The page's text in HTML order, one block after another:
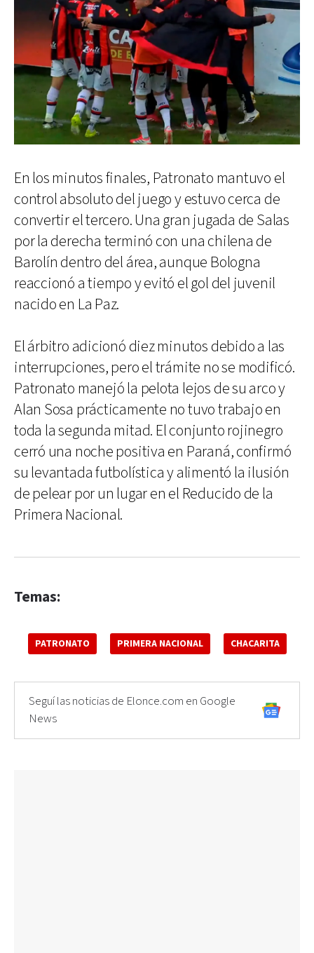
En los minutos finales, Patronato mantuvo el
control absoluto del juego y estuvo cerca de
convertir el tercero. Una gran jugada de Salas
por la derecha terminó con una chilena de
Barolín dentro del área, aunque Bologna
reaccionó a tiempo y evitó el gol del juvenil
nacido en La Paz.
El árbitro adicionó diez minutos debido a las
interrupciones, pero el trámite no se modificó.
Patronato manejó la pelota lejos de su arco y
Alan Sosa prácticamente no tuvo trabajo en
toda la segunda mitad. El conjunto rojinegro
cerró una noche positiva en Paraná, confirmó
su levantada futbolística y alimentó la ilusión
de pelear por un lugar en el Reducido de la
Primera Nacional.
Temas:
PATRONATO PRIMERA NACIONAL CHACARITA
Seguí las noticias de Elonce.com en Google
News